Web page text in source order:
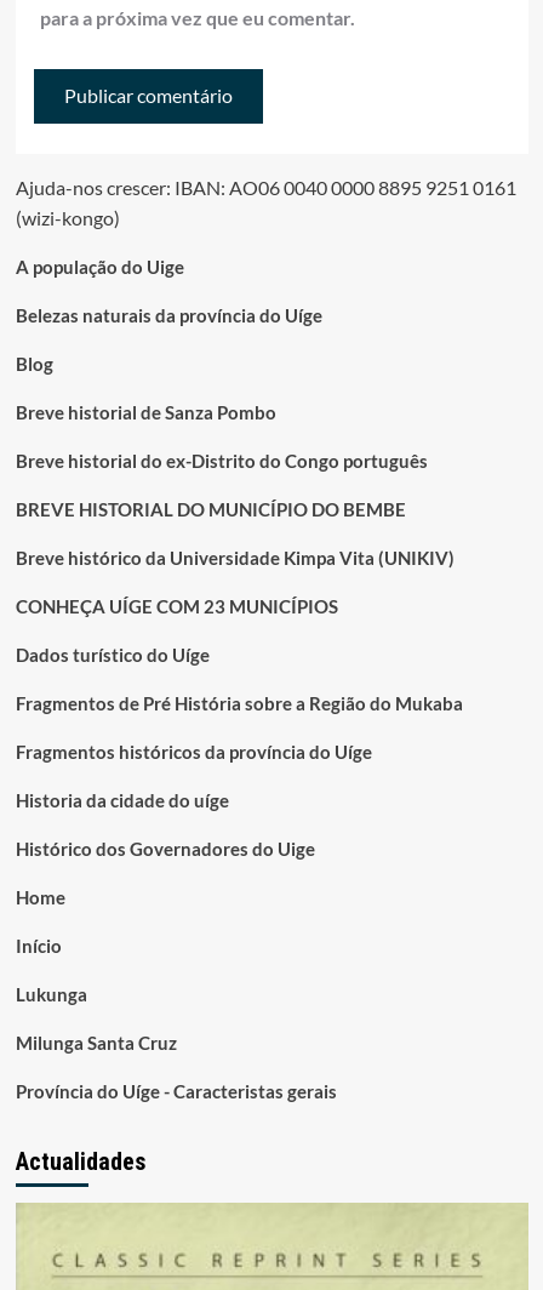
para a próxima vez que eu comentar.
Ajuda-nos crescer: IBAN: AO06 0040 0000 8895 9251 0161
(wizi-kongo)
A população do Uige
Belezas naturais da província do Uíge
Blog
Breve historial de Sanza Pombo
Breve historial do ex-Distrito do Congo português
BREVE HISTORIAL DO MUNICÍPIO DO BEMBE
Breve histórico da Universidade Kimpa Vita (UNIKIV)
CONHEÇA UÍGE COM 23 MUNICÍPIOS
Dados turístico do Uíge
Fragmentos de Pré História sobre a Região do Mukaba
Fragmentos históricos da província do Uíge
Historia da cidade do uíge
Histórico dos Governadores do Uige
Home
Início
Lukunga
Milunga Santa Cruz
Província do Uíge - Caracteristas gerais
Actualidades